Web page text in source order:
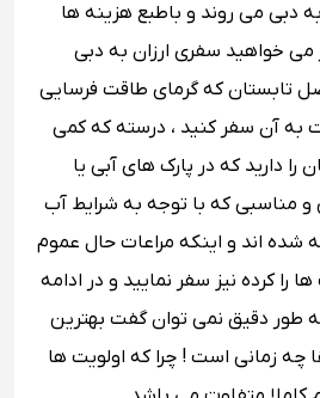
دبی می روند و باطبع هزینه ها
می خواهید سفری ارزان به دبی
تابستان که گرمای طاقت فرسایی
به آن سفر کنید ، درسته که کمی
دارید که در پارک های آبی یا
مناسبی که با توجه به شرایط آب
شده اند و اینکه مراعات حال عموم
کرده نیز سفر نمایید و در ادامه
طور دقیق نمی توان گفت بهترین
چه زمانی است ! چرا که اولویت ها